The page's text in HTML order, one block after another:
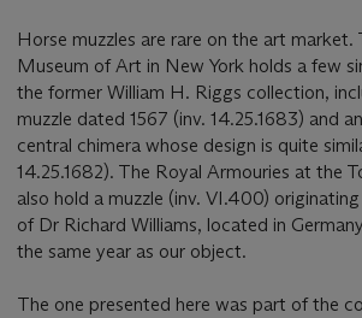
Horse muzzles are rare on the art
Museum of Art in New York holds a few
the former William H. Riggs collection,
muzzle dated 1567 (inv. 14.25.1683) and
central chimera whose design is quite
14.25.1682). The Royal Armouries at the
also hold a muzzle (inv. VI.400)
of Dr Richard Williams, located in
the same year as our object.
The one presented here was part of the